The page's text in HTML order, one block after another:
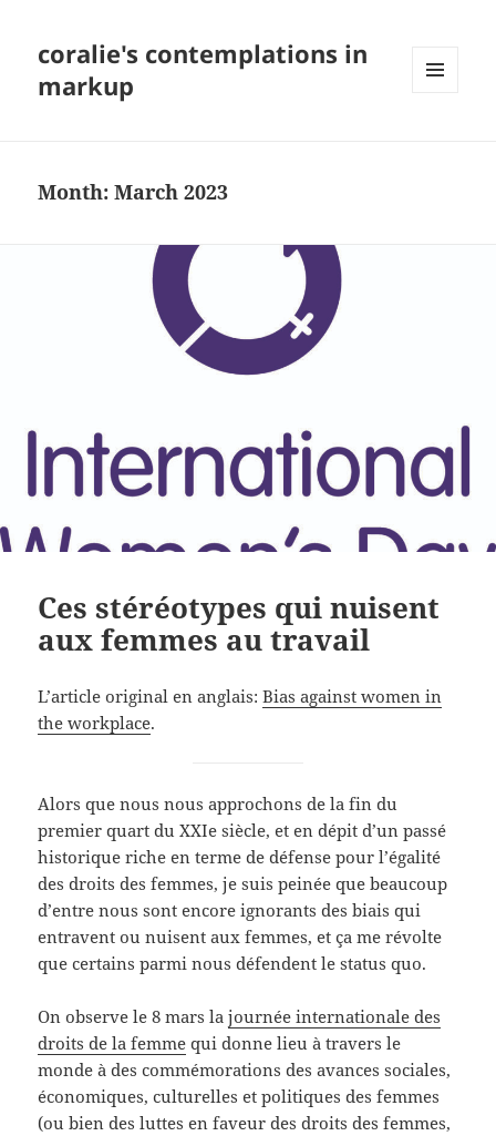
coralie's contemplations in
markup
Month:March 2023
Ces stéréotypes qui nuisent
aux femmes au travail
L’article original en anglais:Bias against women in
the workplace.
Alors que nous nous approchons de la fin du
premier quart du XXIe siècle, et en dépit d’un passé
historique riche en terme de défense pour l’égalité
des droits des femmes, je suis peinée que beaucoup
d’entre nous sont encore ignorants des biais qui
entravent ou nuisent aux femmes, et ça me révolte
que certains parmi nous défendent le status quo.
On observe le 8 mars lajournée internationale des
droits de la femme qui donne lieu à travers le
monde à des commémorations des avances sociales,
économiques, culturelles et politiques des femmes
(ou bien des luttes en faveur des droits des femmes,